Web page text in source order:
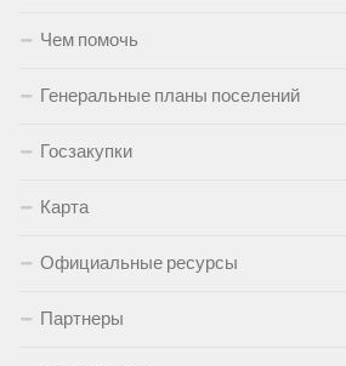
Чем помочь
Генеральные планы поселений
Госзакупки
Карта
Официальные ресурсы
Партнеры